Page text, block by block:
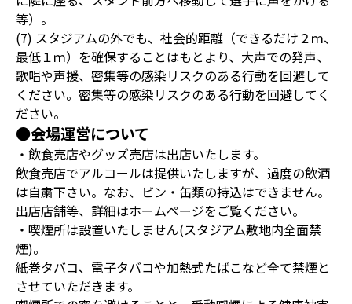
等）。
(7) スタジアムの外でも、社会的距離（できるだけ２ｍ、
最低１ｍ）を確保することはもとより、大声での発声、
歌唱や声援、密集等の感染リスクのある行動を回避して
ください。密集等の感染リスクのある行動を回避してく
ださい。
●会場運営について
・飲食売店やグッズ売店は出店いたします。
飲食売店でアルコールは提供いたしますが、過度の飲酒
は自粛下さい。なお、ビン・缶類の持込はできません。
出店店舗等、詳細はホームページをご覧ください。
・喫煙所は設置いたしません(スタジアム敷地内全面禁
煙)。
紙巻タバコ、電子タバコや加熱式たばこなど全て禁煙と
させていただきます。